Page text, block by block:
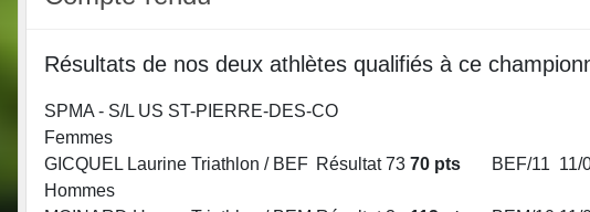
Résultats de nos deux athlètes qualifiés à ce
SPMA - S/L US ST-PIERRE-DES-CO
Femmes
GICQUEL Laurine Triathlon / BEF Résultat 73 70 pts BEF/11 11/
Hommes